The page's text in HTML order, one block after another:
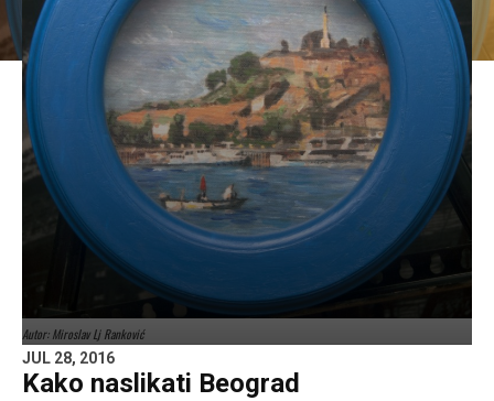
Autor: Miroslav Lj Ranković
JUL 28, 2016
Kako naslikati Beograd